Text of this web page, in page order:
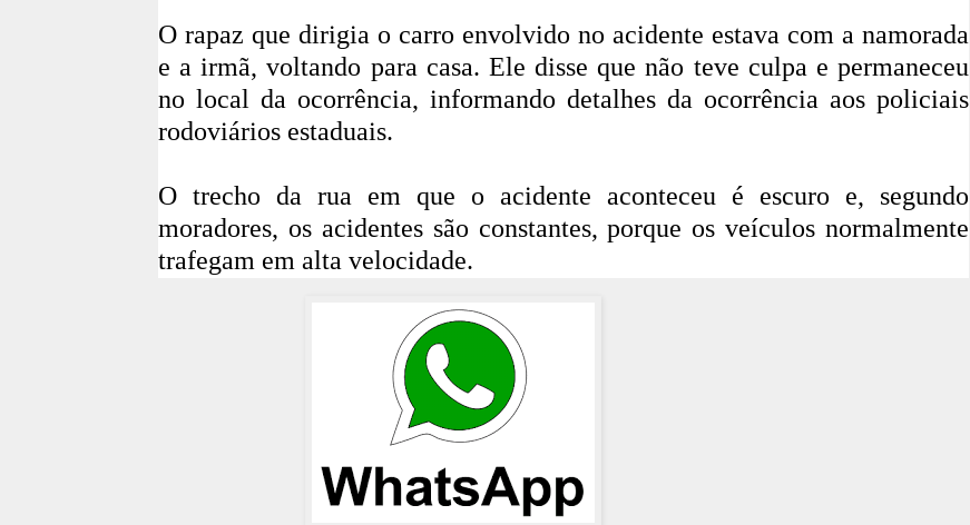
O rapaz que dirigia o carro envolvido no acidente estava com a namorada
e a irmã, voltando para casa. Ele disse que não teve culpa e permaneceu
no local da ocorrência, informando detalhes da ocorrência aos policiais
rodoviários estaduais.
O trecho da rua em que o acidente aconteceu é escuro e, segundo
moradores, os acidentes são constantes, porque os veículos normalmente
trafegam em alta velocidade.